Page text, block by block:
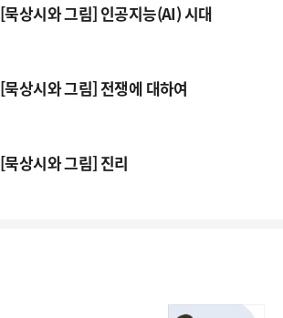
[묵상시와 그림] 인공지능(AI) 시대
[묵상시와 그림] 전쟁에 대하여
[묵상시와 그림] 진리